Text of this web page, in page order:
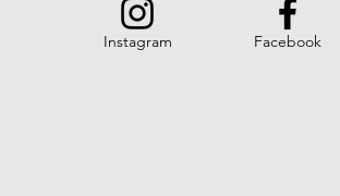
Instagram Facebook